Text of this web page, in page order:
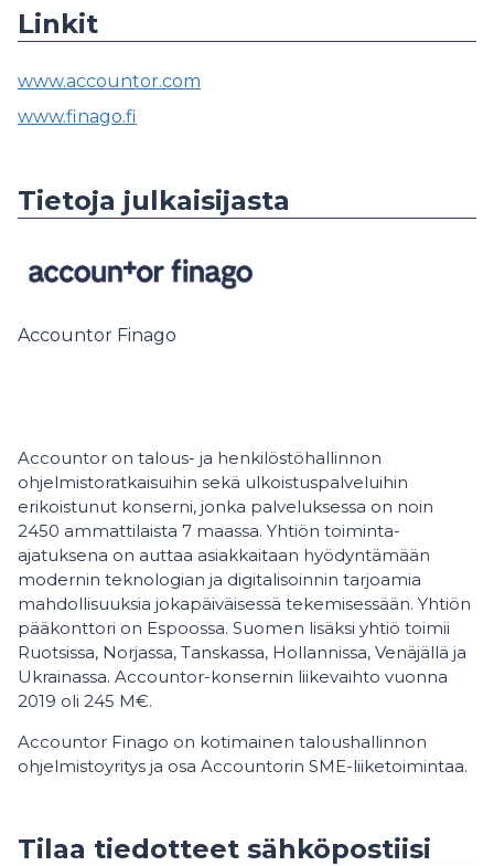
Linkit
www.accountor.com
www.finago.fi
Tietoja julkaisijasta
Accountor Finago
Accountor on talous- ja henkilöstöhallinnon
ohjelmistoratkaisuihin sekä ulkoistuspalveluihin
erikoistunut konserni, jonka palveluksessa on noin
2450 ammattilaista 7 maassa. Yhtiön toiminta-
ajatuksena on auttaa asiakkaitaan hyödyntämään
modernin teknologian ja digitalisoinnin tarjoamia
mahdollisuuksia jokapäiväisessä tekemisessään. Yhtiön
pääkonttori on Espoossa. Suomen lisäksi yhtiö toimii
Ruotsissa, Norjassa, Tanskassa, Hollannissa, Venäjällä ja
Ukrainassa. Accountor-konsernin liikevaihto vuonna
2019 oli 245 M€.
Accountor Finago on kotimainen taloushallinnon
ohjelmistoyritys ja osa Accountorin SME-liiketoimintaa.
Tilaa tiedotteet sähköpostiisi